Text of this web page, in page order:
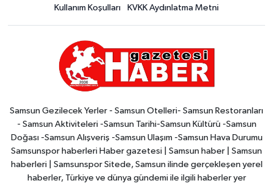
Kullanım Koşulları
KVKK Aydınlatma Metni
Samsun Gezilecek Yerler - Samsun Otelleri- Samsun Restoranları
- Samsun Aktiviteleri -Samsun Tarihi-Samsun Kültürü -Samsun
Doğası -Samsun Alışveriş -Samsun Ulaşım -Samsun Hava Durumu
Samsunspor haberleri Haber gazetesi | Samsun haber | Samsun
haberleri | Samsunspor Sitede, Samsun ilinde gerçekleşen yerel
haberler, Türkiye ve dünya gündemi ile ilgili haberler yer